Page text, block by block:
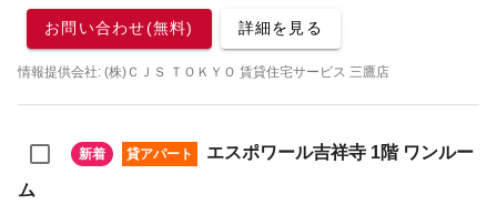
お問い合わせ(無料) 詳細を見る
情報提供会社: (株)ＣＪＳ ＴＯＫＹＯ 賃貸住宅サービス 三鷹店
新着 貸アパート
エスポワール吉祥寺 1階 ワンルー
ム